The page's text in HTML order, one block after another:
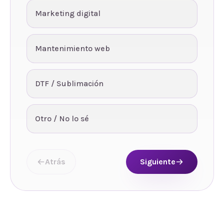
Marketing digital
Mantenimiento web
DTF / Sublimación
Otro / No lo sé
Atrás Siguiente